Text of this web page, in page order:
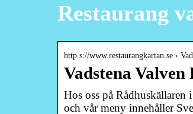
Restaurang
http s://www.restaurangkartan.se ›
Vadstena
Hos oss på
och vår meny innehåller